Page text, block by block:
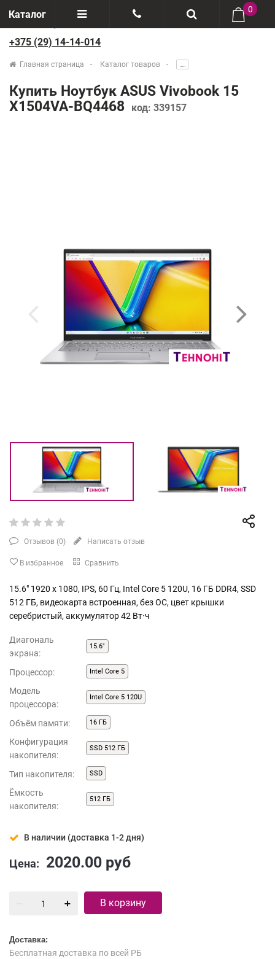
Каталог
Отзывы
Производители
+375(29) 888-44-44
0
+375 (29) 14-14-014
Главная страница Каталог товаров .....
Купить Ноутбук ASUS Vivobook 15
X1504VA-BQ4468
код: 339157
Отзывов (0) Написать отзыв
В избранное Сравнить
15.6" 1920 x 1080, IPS, 60 Гц, Intel Core 5 120U, 16 ГБ DDR4, SSD
512 ГБ, видеокарта встроенная, без ОС, цвет крышки
серебристый, аккумулятор 42 Вт·ч
Диагональ
экрана:
15.6"
Процессор: Intel Core 5
Модель
процессора:
Intel Core 5 120U
Объём памяти: 16 ГБ
Конфигурация
накопителя:
SSD 512 ГБ
Тип накопителя: SSD
Ёмкость
накопителя:
512 ГБ
В наличии (доставка 1-2 дня)
Цена: 2020.00 руб
В корзину
Доставка:
Бесплатная доставка по всей РБ